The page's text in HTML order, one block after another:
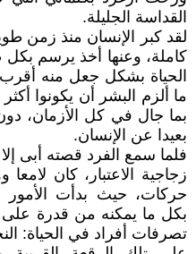
القداسة الجليلة.
لقد كبر الإنسان منذ زمن
كاملة، وعنها أخذ يرسم بكل
الحياة بشكل جعل منه أقرب
ما ألزم البشر أن يكونوا
بما جال في كل الأزمان،
بعيدا عن الإنسان.
فلما سمع الفرد قصته أبى
زجاجية الاعتبار، كان
حركات، حيث بدأت الأمور
بكل ما يمكنه من قدرة على
تصرفات أفراد في الحياة: